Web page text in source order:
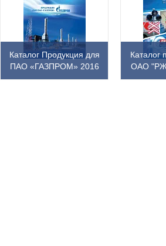
Каталог Продукция для
ПАО «ГАЗПРОМ» 2016
Каталог
ОАО